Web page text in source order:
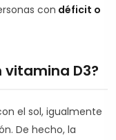
con déficit o
D3?
el sol, igualmente
De hecho, la